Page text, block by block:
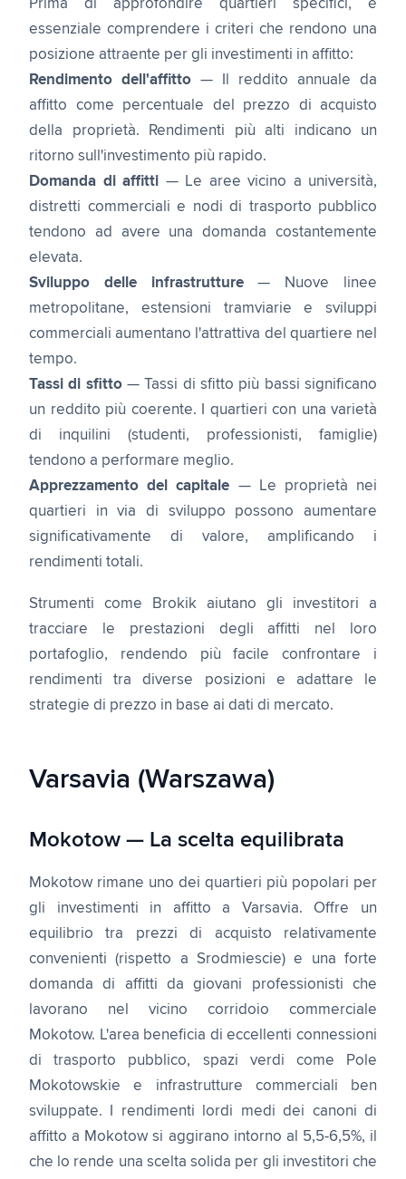
Prima di approfondire quartieri specifici, è
essenziale comprendere i criteri che rendono una
posizione attraente per gli investimenti in affitto:
Rendimento dell'affitto — Il reddito annuale da
affitto come percentuale del prezzo di acquisto
della proprietà. Rendimenti più alti indicano un
ritorno sull'investimento più rapido.
Domanda di affitti — Le aree vicino a università,
distretti commerciali e nodi di trasporto pubblico
tendono ad avere una domanda costantemente
elevata.
Sviluppo delle infrastrutture— Nuove linee
metropolitane, estensioni tramviarie e sviluppi
commerciali aumentano l'attrattiva del quartiere nel
tempo.
Tassi di sfitto— Tassi di sfitto più bassi significano
un reddito più coerente. I quartieri con una varietà
di inquilini (studenti, professionisti, famiglie)
tendono a performare meglio.
Apprezzamento del capitale — Le proprietà nei
quartieri in via di sviluppo possono aumentare
significativamente di valore, amplificando i
rendimenti totali.
Strumenti come Brokik aiutano gli investitori a
tracciare le prestazioni degli affitti nel loro
portafoglio, rendendo più facile confrontare i
rendimenti tra diverse posizioni e adattare le
strategie di prezzo in base ai dati di mercato.
Varsavia (Warszawa)
Mokotow — La scelta equilibrata
Mokotow rimane uno dei quartieri più popolari per
gli investimenti in affitto a Varsavia. Offre un
equilibrio tra prezzi di acquisto relativamente
convenienti (rispetto a Srodmiescie) e una forte
domanda di affitti da giovani professionisti che
lavorano nel vicino corridoio commerciale
Mokotow. L'area beneficia di eccellenti connessioni
di trasporto pubblico, spazi verdi come Pole
Mokotowskie e infrastrutture commerciali ben
sviluppate. I rendimenti lordi medi dei canoni di
affitto a Mokotow si aggirano intorno al 5,5-6,5%, il
che lo rende una scelta solida per gli investitori che